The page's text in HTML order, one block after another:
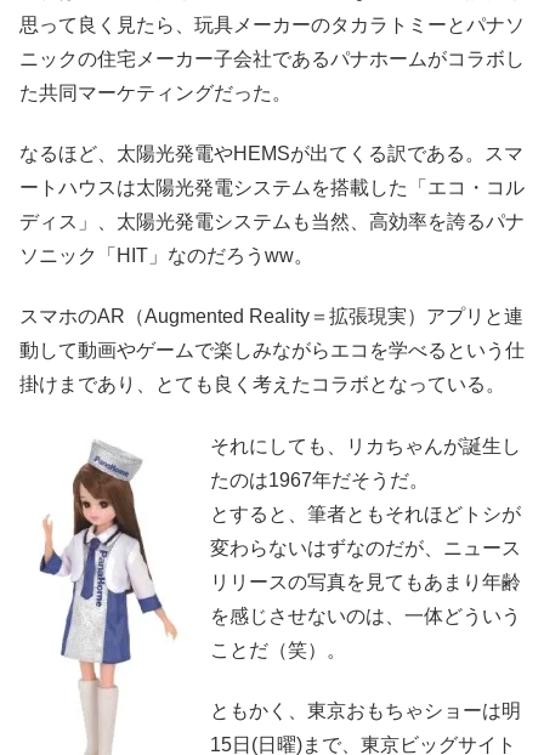
思って良く見たら、玩具メーカーのタカラトミーとパナソ
ニックの住宅メーカー子会社であるパナホームがコラボし
た共同マーケティングだった。
なるほど、太陽光発電やHEMSが出てくる訳である。スマ
ートハウスは太陽光発電システムを搭載した「エコ・コル
ディス」、太陽光発電システムも当然、高効率を誇るパナ
ソニック「HIT」なのだろうww。
スマホのAR（Augmented Reality＝拡張現実）アプリと連
動して動画やゲームで楽しみながらエコを学べるという仕
掛けまであり、とても良く考えたコラボとなっている。
それにしても、リカちゃんが誕生し
たのは1967年だそうだ。
とすると、筆者ともそれほどトシが
変わらないはずなのだが、ニュース
リリースの写真を見てもあまり年齢
を感じさせないのは、一体どういう
ことだ（笑）。
ともかく、東京おもちゃショーは明
15日(日曜)まで、東京ビッグサイト